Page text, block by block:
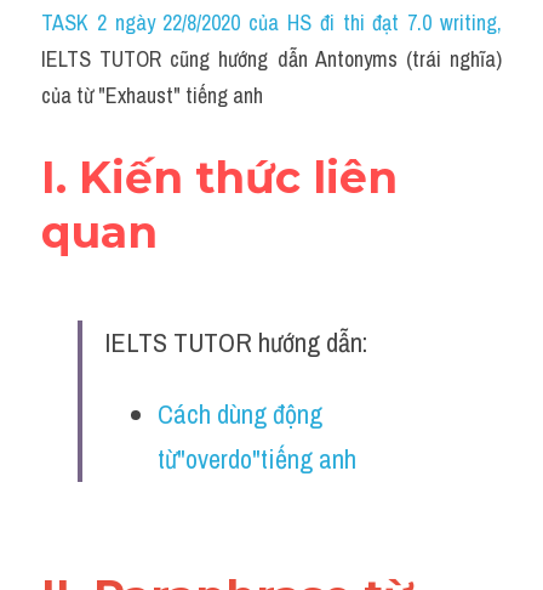
Idiom
Grammar
Word form
Cách dùng từ
Đề thi thật Task 2
TASK 2 ngày 22/8/2020 của HS đi thi đạt 7.0 writing,
IELTS TUTOR cũng hướng dẫn Antonyms (trái nghĩa)
của từ "Exhaust" tiếng anh
I. Kiến thức liên
quan
IELTS TUTOR hướng dẫn:
Cách dùng động
từ"overdo"tiếng anh